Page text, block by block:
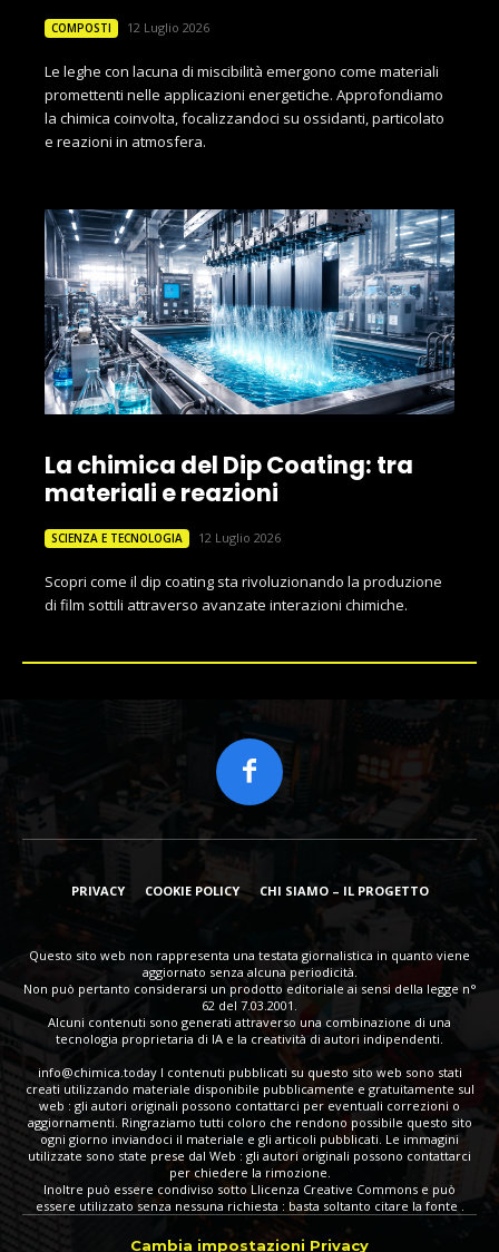
COMPOSTI 12 Luglio 2026
Le leghe con lacuna di miscibilità emergono come materiali
promettenti nelle applicazioni energetiche. Approfondiamo
la chimica coinvolta, focalizzandoci su ossidanti, particolato
e reazioni in atmosfera.
La chimica del Dip Coating: tra
materiali e reazioni
SCIENZA E TECNOLOGIA 12 Luglio 2026
Scopri come il dip coating sta rivoluzionando la produzione
di film sottili attraverso avanzate interazioni chimiche.
PRIVACY COOKIE POLICY CHI SIAMO – IL PROGETTO
Questo sito web non rappresenta una testata giornalistica in quanto viene
aggiornato senza alcuna periodicità.
Non può pertanto considerarsi un prodotto editoriale ai sensi della legge n°
62 del 7.03.2001.
Alcuni contenuti sono generati attraverso una combinazione di una
tecnologia proprietaria di IA e la creatività di autori indipendenti.
info@chimica.todayI contenuti pubblicati su questo sito web sono stati
creati utilizzando materiale disponibile pubblicamente e gratuitamente sul
web : gli autori originali possono contattarci per eventuali correzioni o
aggiornamenti. Ringraziamo tutti coloro che rendono possibile questo sito
ogni giorno inviandoci il materiale e gli articoli pubblicati. Le immagini
utilizzate sono state prese dal Web : gli autori originali possono contattarci
per chiedere la rimozione.
Inoltre può essere condiviso sotto Llicenza Creative Commons e può
essere utilizzato senza nessuna richiesta : basta soltanto citare la fonte .
Cambia impostazioni Privacy